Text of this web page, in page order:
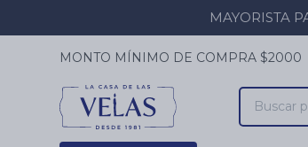
MAYORISTA
MONTO MÍNIMO DE COMPRA $2000